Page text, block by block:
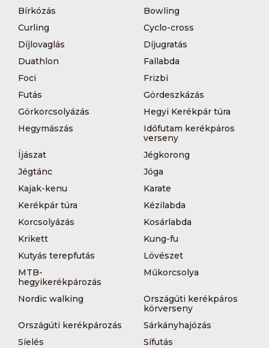
Bírkózás
Bowling
Curling
Cyclo-cross
Díjlovaglás
Díjugratás
Duathlon
Fallabda
Foci
Frizbi
Futás
Gördeszkázás
Görkorcsolyázás
Hegyi Kerékpár túra
Hegymászás
Időfutam kerékpáros
verseny
Íjászat
Jégkorong
Jégtánc
Jóga
Kajak-kenu
Karate
Kerékpár túra
Kézilabda
Korcsolyázás
Kosárlabda
Krikett
Kung-fu
Kutyás terepfutás
Lövészet
MTB-
hegyikerékpározás
Műkorcsolya
Nordic walking
Országúti kerékpáros
körverseny
Országúti kerékpározás
Sárkányhajózás
Síelés
Sífutás